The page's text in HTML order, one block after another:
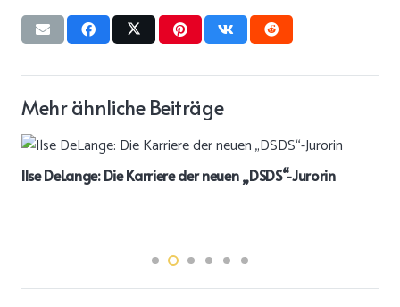
Mehr ähnliche Beiträge
Ilse DeLange: Die Karriere der neuen „DSDS“-Jurorin